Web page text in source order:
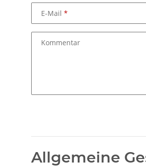
E-Mail
Kommentar
Allgemeine